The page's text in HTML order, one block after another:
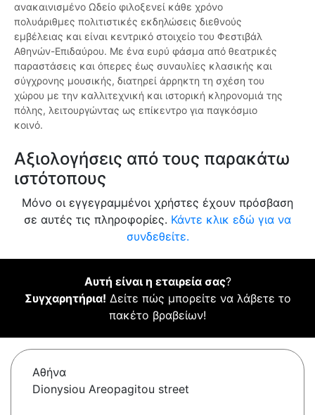
ανακαινισμένο Ωδείο φιλοξενεί κάθε χρόνο
πολυάριθμες πολιτιστικές εκδηλώσεις διεθνούς
εμβέλειας και είναι κεντρικό στοιχείο του Φεστιβάλ
Αθηνών-Επιδαύρου. Με ένα ευρύ φάσμα από θεατρικές
παραστάσεις και όπερες έως συναυλίες κλασικής και
σύγχρονης μουσικής, διατηρεί άρρηκτη τη σχέση του
χώρου με την καλλιτεχνική και ιστορική κληρονομιά της
πόλης, λειτουργώντας ως επίκεντρο για παγκόσμιο
κοινό.
Αξιολογήσεις από τους παρακάτω
ιστότοπους
Μόνο οι εγγεγραμμένοι χρήστες έχουν πρόσβαση
σε αυτές τις πληροφορίες. Κάντε κλικ εδώ για να
συνδεθείτε.
Αυτή είναι η εταιρεία σας?
Συγχαρητήρια! Δείτε πώς μπορείτε να λάβετε το
πακέτο βραβείων!
Αθήνα
Dionysiou Areopagitou street